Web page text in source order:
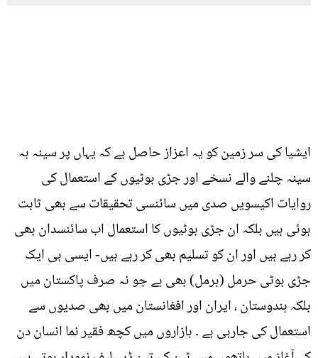
ایشیا کی سر زمین کو یہ اعزاز حاصل ہے کہ یہاں پر سینہ بہ
سینہ چلنے والے نسخے اور جڑی بوٹیوں کے استعمال کی
روایات اکیسویں صدی میں سائنسی تحقیقات سے بھی ثابت
ہوئی ہیں بلکہ ان جڑی بوٹیوں کا استعمال اب سائنسدان بھی
کر رہے ہیں اور ان کو تسلیم بھی کر رہے ہیں- ایسی ہی ایک
جڑی بوٹی حرمل (ہرمل) بھی ہے جو نہ صرف پاکستان میں
بلکہ ہندوستان ، ایران اور افغانستان میں بھی صدیوں سے
استعمال کی جارہی ہے ۔ بازاروں میں کچھ فقیر نما انسان دن